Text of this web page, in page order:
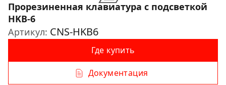
Прорезиненная клавиатура с подсветкой
HKB-6
Артикул: CNS-HKB6
Где купить
Документация